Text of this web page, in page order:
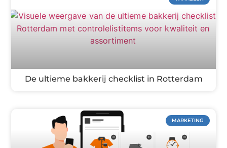
De ultieme bakkerij checklist in Rotterdam
MARKETING